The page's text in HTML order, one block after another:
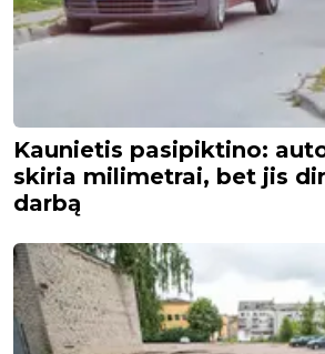
Kaunietis pasipiktino:
skiria milimetrai, bet jis
darbą